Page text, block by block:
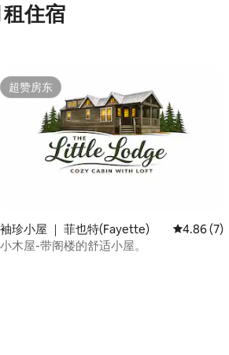
住宿
超赞房东
超赞房东
袖珍小屋 ｜ 菲也特(Fayette) 平均评分
4.86 (7)
小木屋-带阁楼的舒适小屋。